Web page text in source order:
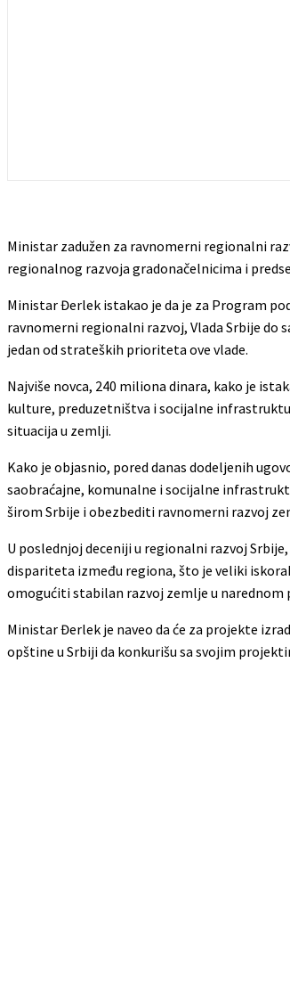
Ministar zadužen za ravnomerni regionalni
regionalnog razvoja gradonačelnicima i
Ministar Đerlek istakao je da je za Program
ravnomerni regionalni razvoj, Vlada Srbije do
jedan od strateških prioriteta ove vlade.
Najviše novca, 240 miliona dinara, kako je
kulture, preduzetništva i socijalne
situacija u zemlji.
Kako je objasnio, pored danas dodeljenih
saobraćajne, komunalne i socijalne
širom Srbije i obezbediti ravnomerni razvoj
U poslednjoj deceniji u regionalni razvoj
dispariteta između regiona, što je veliki
omogućiti stabilan razvoj zemlje u narednom
Ministar Đerlek je naveo da će za projekte
opštine u Srbiji da konkurišu sa svojim